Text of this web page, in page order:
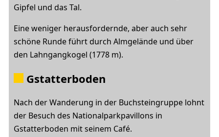
Gipfel und das Tal.
Eine weniger herausfordernde, aber auch sehr
schöne Runde führt durch Almgelände und über
den Lahngangkogel (1778 m).
Gstatterboden
Nach der Wanderung in der Buchsteingruppe lohnt
der Besuch des Nationalparkpavillons in
Gstatterboden mit seinem Café.